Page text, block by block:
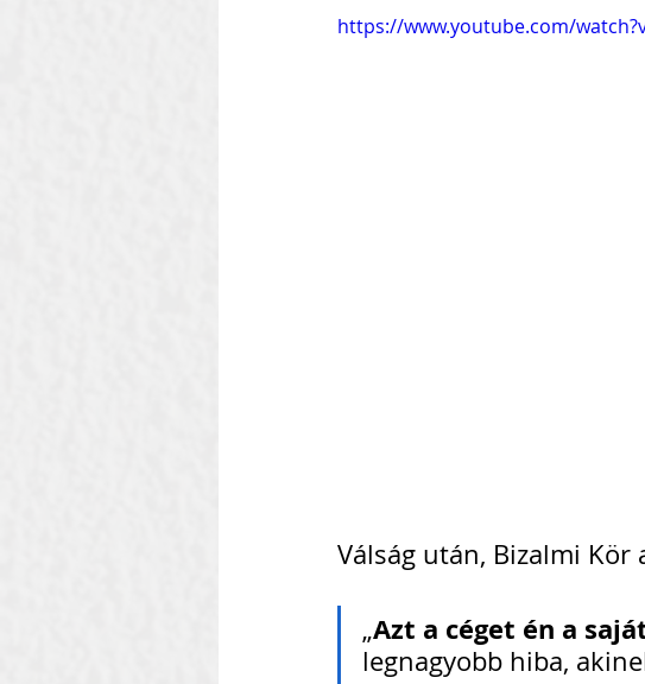
https://www.youtube.com/
Válság után, Bizalmi Kör
„Azt a céget én a
legnagyobb hiba,